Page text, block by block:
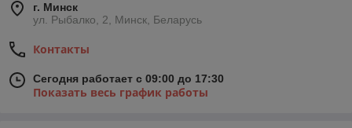
г. Минск
ул. Рыбалко, 2, Минск, Беларусь
Контакты
Сегодня работает с 09:00 до 17:30
Показать весь график работы